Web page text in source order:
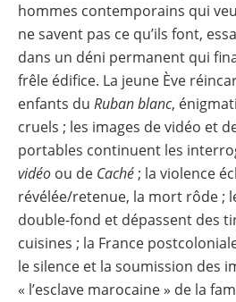
hommes contemporains qui
ne savent pas ce qu’ils font,
dans un déni permanent qui
frêle édifice. La jeune Ève
enfants du Ruban blanc,
cruels ; les images de vidéo et
portables continuent les
vidéo ou de Caché ; la violence
révélée/retenue, la mort rôde ;
double-fond et dépassent des
cuisines ; la France
le silence et la soumission des
« l’esclave marocaine » de la